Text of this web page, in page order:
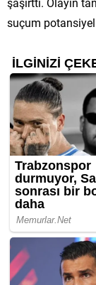
suçum